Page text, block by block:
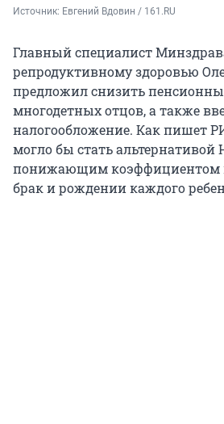
Источник: Евгений Вдовин / 161.RU
Главный специалист
репродуктивному здоровью
предложил снизить
многодетных отцов, а также
налогообложение. Как пишет
могло бы стать
понижающим коэффициентом
брак и рождении каждого